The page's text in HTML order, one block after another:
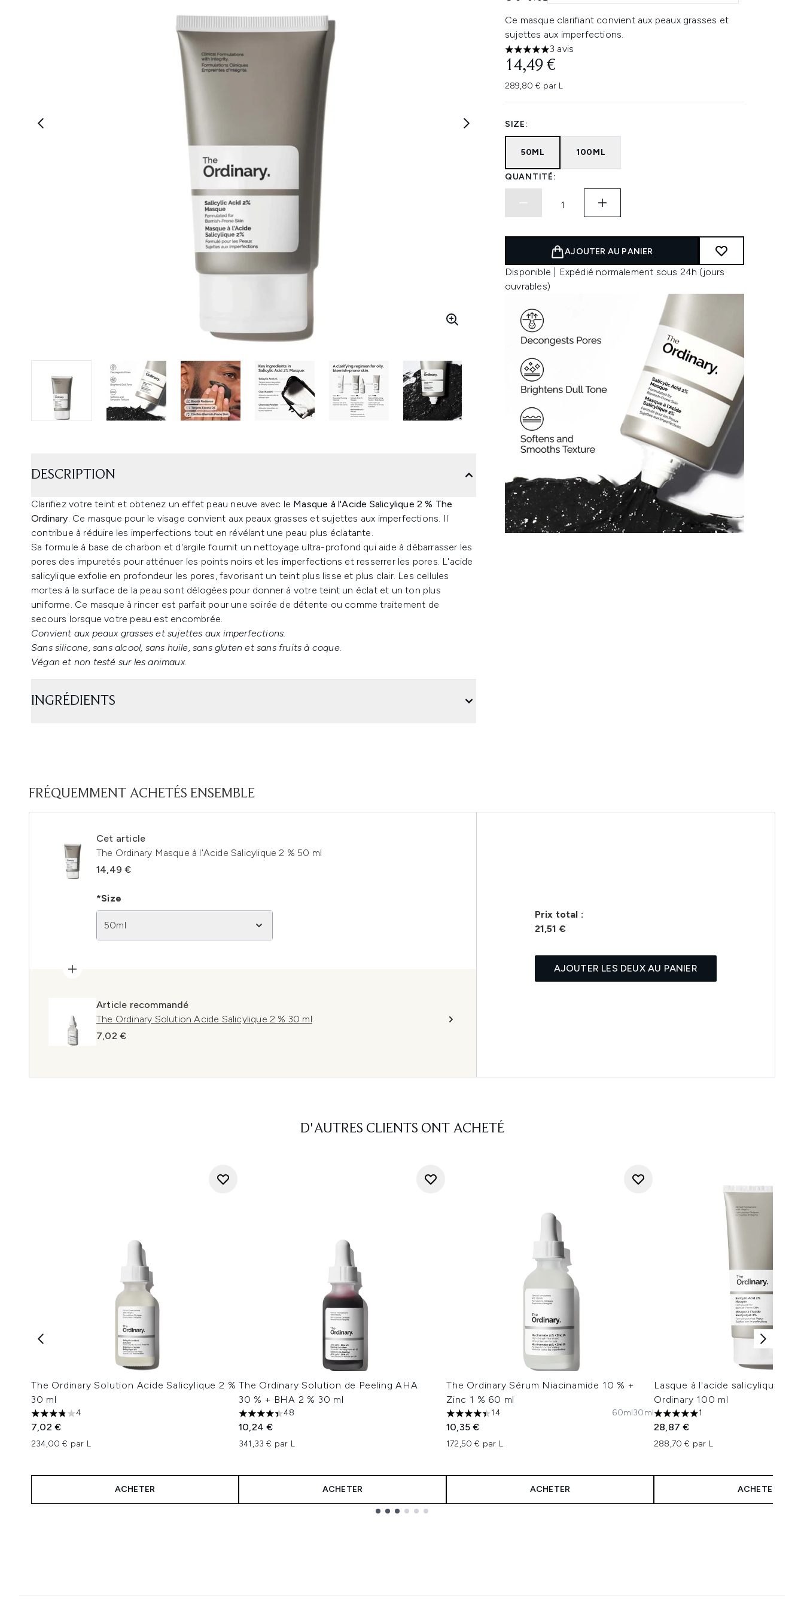
Ce masque clarifiant convient aux peaux grasses et
sujettes aux imperfections.
5 étoiles sur un maximum de 5
3 avis
14,49 €
289,80 € par L
SIZE:
50ML 100ML
QUANTITÉ:
AJOUTER AU PANIER
Disponible | Expédié normalement sous 24h (jours
ouvrables)
DESCRIPTION
Clarifiez votre teint et obtenez un effet peau neuve avec le Masque à l'Acide Salicylique 2 % The
Ordinary. Ce masque pour le visage convient aux peaux grasses et sujettes aux imperfections. Il
contribue à réduire les imperfections tout en révélant une peau plus éclatante.
Sa formule à base de charbon et d'argile fournit un nettoyage ultra-profond qui aide à débarrasser les
pores des impuretés pour atténuer les points noirs et les imperfections et resserrer les pores. L'acide
salicylique exfolie en profondeur les pores, favorisant un teint plus lisse et plus clair. Les cellules
mortes à la surface de la peau sont délogées pour donner à votre teint un éclat et un ton plus
uniforme. Ce masque à rincer est parfait pour une soirée de détente ou comme traitement de
secours lorsque votre peau est encombrée.
Convient aux peaux grasses et sujettes aux imperfections.
Sans silicone, sans alcool, sans huile, sans gluten et sans fruits à coque.
Végan et non testé sur les animaux.
INGRÉDIENTS
FRÉQUEMMENT ACHETÉS ENSEMBLE
Cet article
The Ordinary Masque à l'Acide Salicylique 2 % 50 ml
14,49 €
*Size
50ml
Article recommandé
The Ordinary Solution Acide Salicylique 2 % 30 ml
7,02 €
Prix ​​total :
21,51 €
AJOUTER LES DEUX AU PANIER
D'AUTRES CLIENTS ONT ACHETÉ
The Ordinary Solution Acide Salicylique 2 %
30 ml
3.75 étoiles sur un maximum de 5
4
7,02 €
234,00 € par L
ACHETER
The Ordinary Solution de Peeling AHA
30 % + BHA 2 % 30 ml
4.4 étoiles sur un maximum de 5
48
10,24 €
341,33 € par L
ACHETER
The Ordinary Sérum Niacinamide 10 % +
Zinc 1 % 60 ml
4.43 étoiles sur un maximum de 5
14
10,35 €
172,50 € par L
60ml30ml
ACHETER
Lasque à l'acide salicylique 2 %
Ordinary 100 ml
5 étoiles sur un maximum de 5
1
28,87 €
288,70 € par L
ACHETER